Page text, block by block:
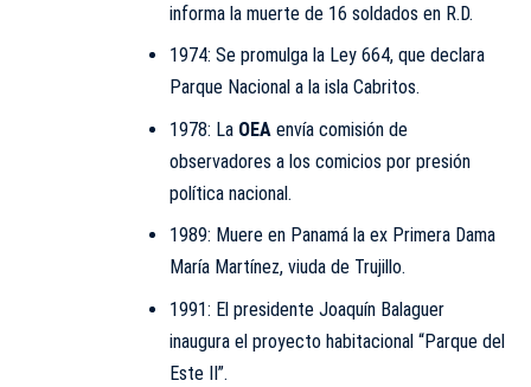
informa la muerte de 16 soldados en R.D.
1974: Se promulga la Ley 664, que declara
Parque Nacional a la isla Cabritos.
1978: La OEA envía comisión de
observadores a los comicios por presión
política nacional.
1989: Muere en Panamá la ex Primera Dama
María Martínez, viuda de Trujillo.
1991: El presidente Joaquín Balaguer
inaugura el proyecto habitacional “Parque del
Este II”.